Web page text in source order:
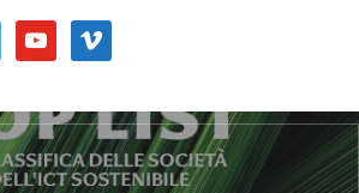
youtube vimeo